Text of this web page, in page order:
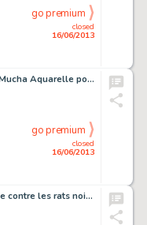
closed
16/06/2013
go premium
MANARA Hommage Ã Mucha Aquarelle pour cette magnifique illustration. Signée.
closed
16/06/2013
go premium
MACHEROT Chlorophylle contre les rats noirs Encre de Chine pour une des